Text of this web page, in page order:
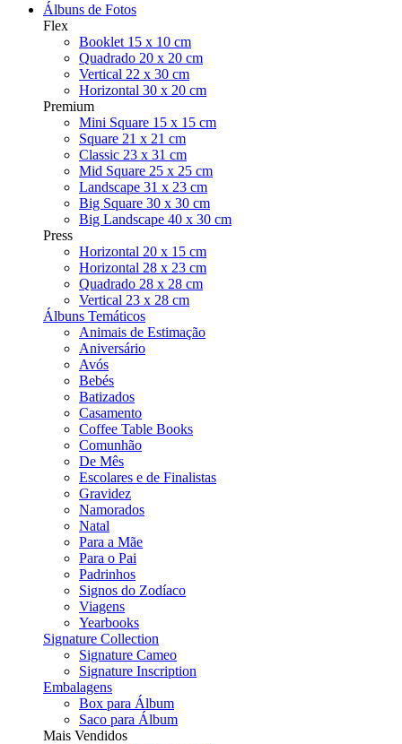
Álbuns de Fotos
Flex
Booklet 15 x 10 cm
Quadrado 20 x 20 cm
Vertical 22 x 30 cm
Horizontal 30 x 20 cm
Premium
Mini Square 15 x 15 cm
Square 21 x 21 cm
Classic 23 x 31 cm
Mid Square 25 x 25 cm
Landscape 31 x 23 cm
Big Square 30 x 30 cm
Big Landscape 40 x 30 cm
Press
Horizontal 20 x 15 cm
Horizontal 28 x 23 cm
Quadrado 28 x 28 cm
Vertical 23 x 28 cm
Álbuns Temáticos
Animais de Estimação
Aniversário
Avós
Bebés
Batizados
Casamento
Coffee Table Books
Comunhão
De Mês
Escolares e de Finalistas
Gravidez
Namorados
Natal
Para a Mãe
Para o Pai
Padrinhos
Signos do Zodíaco
Viagens
Yearbooks
Signature Collection
Signature Cameo
Signature Inscription
Embalagens
Box para Álbum
Saco para Álbum
Mais Vendidos